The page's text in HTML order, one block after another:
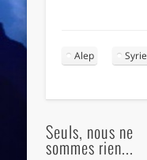
Alep Syrie
Seuls, nous ne
sommes rien...